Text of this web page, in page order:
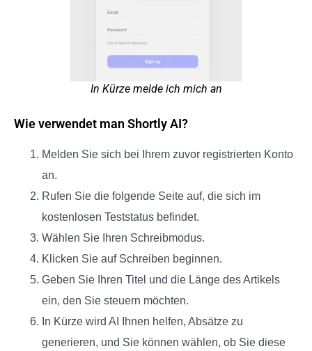
In Kürze melde ich mich an
Wie verwendet man Shortly AI?
Melden Sie sich bei Ihrem zuvor registrierten Konto
an.
Rufen Sie die folgende Seite auf, die sich im
kostenlosen Teststatus befindet.
Wählen Sie Ihren Schreibmodus.
Klicken Sie auf Schreiben beginnen.
Geben Sie Ihren Titel und die Länge des Artikels
ein, den Sie steuern möchten.
In Kürze wird AI Ihnen helfen, Absätze zu
generieren, und Sie können wählen, ob Sie diese